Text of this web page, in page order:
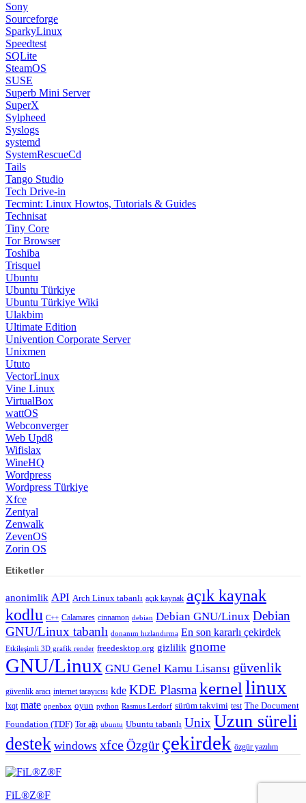
Sony
Sourceforge
SparkyLinux
Speedtest
SQLite
SteamOS
SUSE
Superb Mini Server
SuperX
Sylpheed
Syslogs
systemd
SystemRescueCd
Tails
Tango Studio
Tech Drive-in
Tecmint: Linux Howtos, Tutorials & Guides
Technisat
Tiny Core
Tor Browser
Toshiba
Trisquel
Ubuntu
Ubuntu Türkiye
Ubuntu Türkiye Wiki
Ulakbim
Ultimate Edition
Univention Corporate Server
Unixmen
Ututo
VectorLinux
Vine Linux
VirtualBox
wattOS
Webconverger
Web Upd8
Wifislax
WineHQ
Wordpress
Wordpress Türkiye
Xfce
Zentyal
Zenwalk
ZevenOS
Zorin OS
Etiketler
anonimlik API Arch Linux tabanlı açık kaynak açık kaynak
kodlu C++ Calamares cinnamon debian Debian GNU/Linux Debian
GNU/Linux tabanlı donanım hızlandırma En son kararlı çekirdek
Etkileşimli 3D grafik render freedesktop.org gizlilik gnome
GNU/Linux GNU Genel Kamu Lisansı güvenlik
güvenlik aracı internet tarayıcısı kde KDE Plasmakernel linux
lxqt mate openbox oyun python Rasmus Lerdorf sürüm takvimi test The Document
Foundation (TDF) Tor ağı ubuntu Ubuntu tabanlı Unix Uzun süreli
destek windows xfceÖzgür çekirdek özgür yazılım
FiL®Z®F